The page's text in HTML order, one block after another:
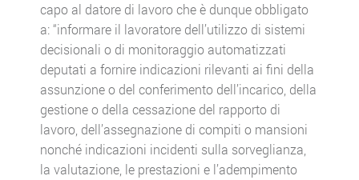
capo al datore di lavoro che è dunque obbligato
a: “informare il lavoratore dell’utilizzo di sistemi
decisionali o di monitoraggio automatizzati
deputati a fornire indicazioni rilevanti ai fini della
assunzione o del conferimento dell’incarico, della
gestione o della cessazione del rapporto di
lavoro, dell’assegnazione di compiti o mansioni
nonché indicazioni incidenti sulla sorveglianza,
la valutazione, le prestazioni e l’adempimento